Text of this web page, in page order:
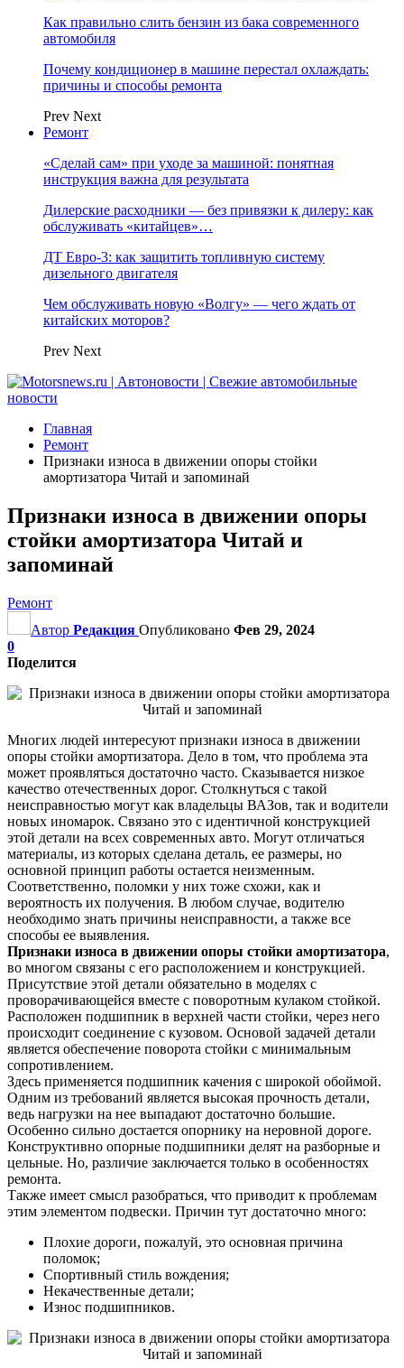
Как правильно слить бензин из бака современного
автомобиля
Почему кондиционер в машине перестал охлаждать:
причины и способы ремонта
Prev Next
Ремонт
«Сделай сам» при уходе за машиной: понятная
инструкция важна для результата
Дилерские расходники — без привязки к дилеру: как
обслуживать «китайцев»…
ДТ Евро-3: как защитить топливную систему
дизельного двигателя
Чем обслуживать новую «Волгу» — чего ждать от
китайских моторов?
Prev Next
Главная
Ремонт
Признаки износа в движении опоры стойки
амортизатора Читай и запоминай
Признаки износа в движении опоры
стойки амортизатора Читай и
запоминай
Ремонт
Автор Редакция Опубликовано Фев 29, 2024
0
Поделится
Многих людей интересуют признаки износа в движении
опоры стойки амортизатора. Дело в том, что проблема эта
может проявляться достаточно часто. Сказывается низкое
качество отечественных дорог. Столкнуться с такой
неисправностью могут как владельцы ВАЗов, так и водители
новых иномарок. Связано это с идентичной конструкцией
этой детали на всех современных авто. Могут отличаться
материалы, из которых сделана деталь, ее размеры, но
основной принцип работы остается неизменным.
Соответственно, поломки у них тоже схожи, как и
вероятность их получения. В любом случае, водителю
необходимо знать причины неисправности, а также все
способы ее выявления.
Признаки износа в движении опоры стойки амортизатора,
во многом связаны с его расположением и конструкцией.
Присутствие этой детали обязательно в моделях с
проворачивающейся вместе с поворотным кулаком стойкой.
Расположен подшипник в верхней части стойки, через него
происходит соединение с кузовом. Основой задачей детали
является обеспечение поворота стойки с минимальным
сопротивлением.
Здесь применяется подшипник качения с широкой обоймой.
Одним из требований является высокая прочность детали,
ведь нагрузки на нее выпадают достаточно большие.
Особенно сильно достается опорнику на неровной дороге.
Конструктивно опорные подшипники делят на разборные и
цельные. Но, различие заключается только в особенностях
ремонта.
Также имеет смысл разобраться, что приводит к проблемам
этим элементом подвески. Причин тут достаточно много:
Плохие дороги, пожалуй, это основная причина
поломок;
Спортивный стиль вождения;
Некачественные детали;
Износ подшипников.